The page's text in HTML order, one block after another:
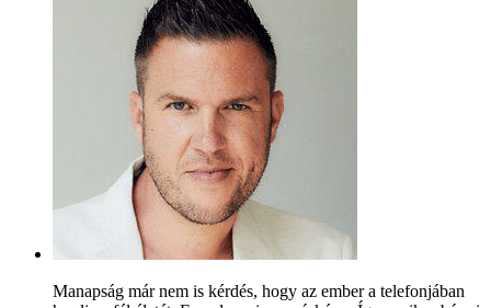
Manapság már nem is kérdés, hogy az ember a telefonjában